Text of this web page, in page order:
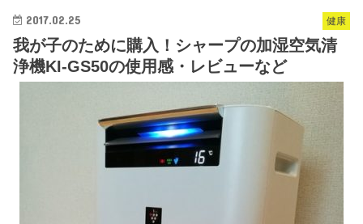
健康
2017.02.25
我が子のために購入！シャープの加湿空気清
浄機KI-GS50の使用感・レビューなど